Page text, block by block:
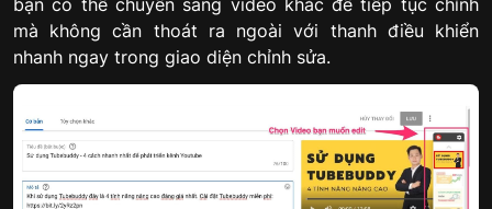
bạn có thể chuyển sang video khác để tiếp tục chỉnh
mà không cần thoát ra ngoài với thanh điều khiển
nhanh ngay trong giao diện chỉnh sửa.